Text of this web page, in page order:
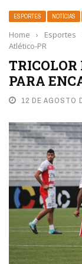
ESPORTES NOTÍCIAS
Home › Esportes
Atlético-PR
TRICOLOR
PARA
12 DE AGOSTO